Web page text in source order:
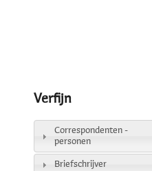
Verfijn
Correspondenten -
personen
Briefschrijver